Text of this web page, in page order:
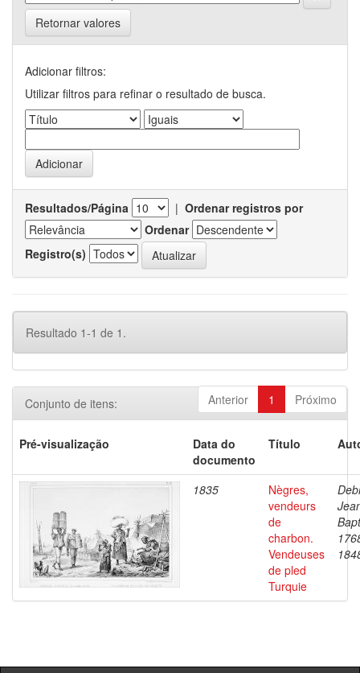
Retornar valores
Adicionar filtros:
Utilizar filtros para refinar o resultado de busca.
Resultados/Página | Ordenar registros por
Ordenar
Registro(s)
Resultado 1-1 de 1.
Anterior 1 Próximo
Conjunto de itens:
Pré-visualização
Data do
documento
Título
1835
Nègres,
vendeurs
de
charbon.
Vendeuses
de pled
Turquie